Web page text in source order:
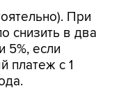
При
снизить в два
5%, если
платеж с 1